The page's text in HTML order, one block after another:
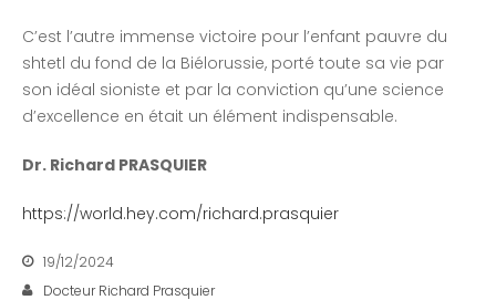
C’est l’autre immense victoire pour l’enfant pauvre du
shtetl du fond de la Biélorussie, porté toute sa vie par
son idéal sioniste et par la conviction qu’une science
d’excellence en était un élément indispensable.
Dr. Richard PRASQUIER
https://world.hey.com/richard.prasquier
19/12/2024
Docteur Richard Prasquier